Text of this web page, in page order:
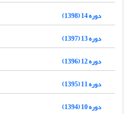
دوره 14 (1398)
دوره 13 (1397)
دوره 12 (1396)
دوره 11 (1395)
دوره 10 (1394)